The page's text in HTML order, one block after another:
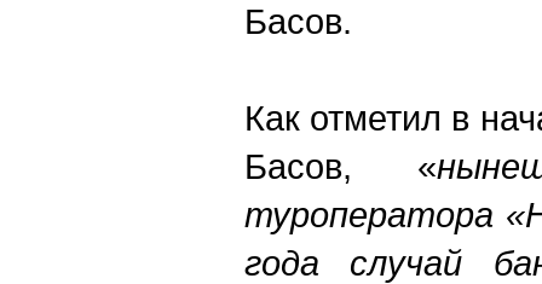
Басов.
Как отметил в
Басов, «
туроператора
года случай